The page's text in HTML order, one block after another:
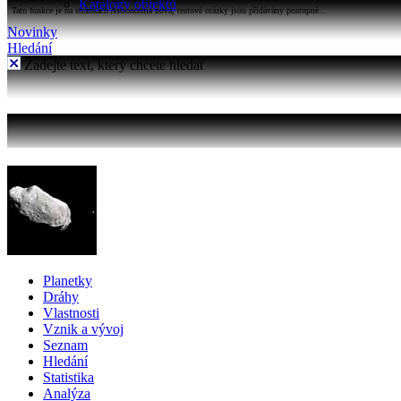
Katalogy objektů
Tato funkce je na stránkách Astronomia nová, testové otázky jsou přidávány postupně...
Novinky
Hledání
Zadejte text, který chcete hledat
Planetky
Dráhy
Vlastnosti
Vznik a vývoj
Seznam
Hledání
Statistika
Analýza